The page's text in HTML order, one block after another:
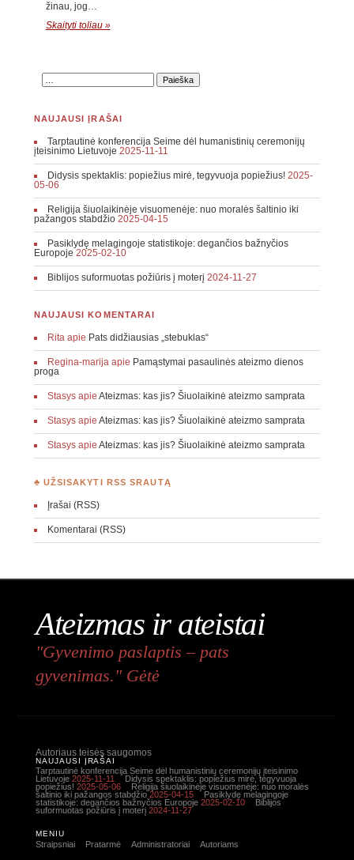
žinau, jog…
Skaityti toliau »
NAUJAUSI ĮRAŠAI
Tarptautinė konferencija Seime dėl humanistinių ceremonijų
įteisinimo Lietuvoje 2025-11-11
Didysis spektaklis: popiežius mirė, tegyvuoja popiežius! 2025-
05-06
Religija šiuolaikinėje visuomenėje: nuo moralės šaltinio iki
pažangos stabdžio 2025-04-15
Pasiklydę melagingoje statistikoje: degančios bažnyčios
Europoje 2025-02-10
Biblijos suformuotas požiūris į moterį 2024-11-27
NAUJAUSI KOMENTARAI
Ritaapie Pats didžiausias „stebuklas“
Regina-marijaapie Pamąstymai pasaulinės ateizmo dienos
proga
Stasysapie Ateizmas: kas jis? Šiuolaikinė ateizmo samprata
Stasysapie Ateizmas: kas jis? Šiuolaikinė ateizmo samprata
Stasysapie Ateizmas: kas jis? Šiuolaikinė ateizmo samprata
♣ UŽSISAKYTI RSS SRAUTĄ
Įrašai (RSS)
Komentarai (RSS)
Ateizmas ir ateistai
"Gyvenimo paslaptis – pats
gyvenimas." Gėtė
Autoriaus teisės saugomos
NAUJAUSI ĮRAŠAI
Tarptautinė konferencija Seime dėl humanistinių ceremonijų įteisinimo
Lietuvoje 2025-11-11
Didysis spektaklis: popiežius mirė, tegyvuoja
popiežius! 2025-05-06
Religija šiuolaikinėje visuomenėje: nuo moralės
šaltinio iki pažangos stabdžio 2025-04-15
Pasiklydę melagingoje
statistikoje: degančios bažnyčios Europoje 2025-02-10
Biblijos
suformuotas požiūris į moterį 2024-11-27
MENIU
Straipsniai Pratarmė Administratoriai Autoriams